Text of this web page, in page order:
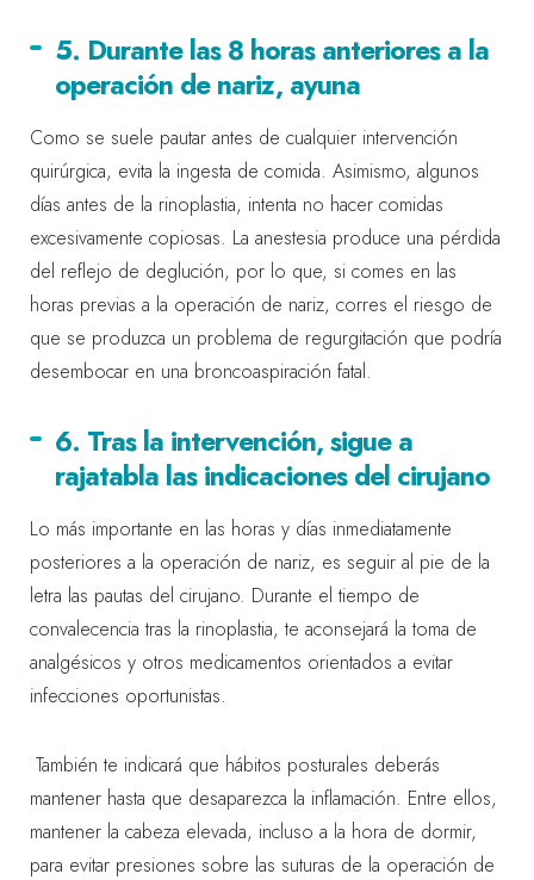
5. Durante las 8 horas anteriores a la
operación de nariz, ayuna
Como se suele pautar antes de cualquier intervención
quirúrgica, evita la ingesta de comida. Asimismo, algunos
días antes de la rinoplastia, intenta no hacer comidas
excesivamente copiosas. La anestesia produce una pérdida
del reflejo de deglución, por lo que, si comes en las
horas previas a la operación de nariz, corres el riesgo de
que se produzca un problema de regurgitación que podría
desembocar en una broncoaspiración fatal.
6. Tras la intervención, sigue a
rajatabla las indicaciones del cirujano
Lo más importante en las horas y días inmediatamente
posteriores a la operación de nariz, es seguir al pie de la
letra las pautas del cirujano. Durante el tiempo de
convalecencia tras la rinoplastia, te aconsejará la toma de
analgésicos y otros medicamentos orientados a evitar
infecciones oportunistas.
También te indicará que hábitos posturales deberás
mantener hasta que desaparezca la inflamación. Entre ellos,
mantener la cabeza elevada, incluso a la hora de dormir,
para evitar presiones sobre las suturas de la operación de